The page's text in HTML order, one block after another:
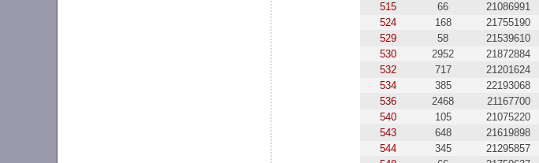
515
66 21086991
524
168 21755190
529
58 21539610
530
2952 21872884
532
717 21201624
534
385 22193068
536
2468 21167700
540
105 21075220
543
648 21619898
544
345 21295857